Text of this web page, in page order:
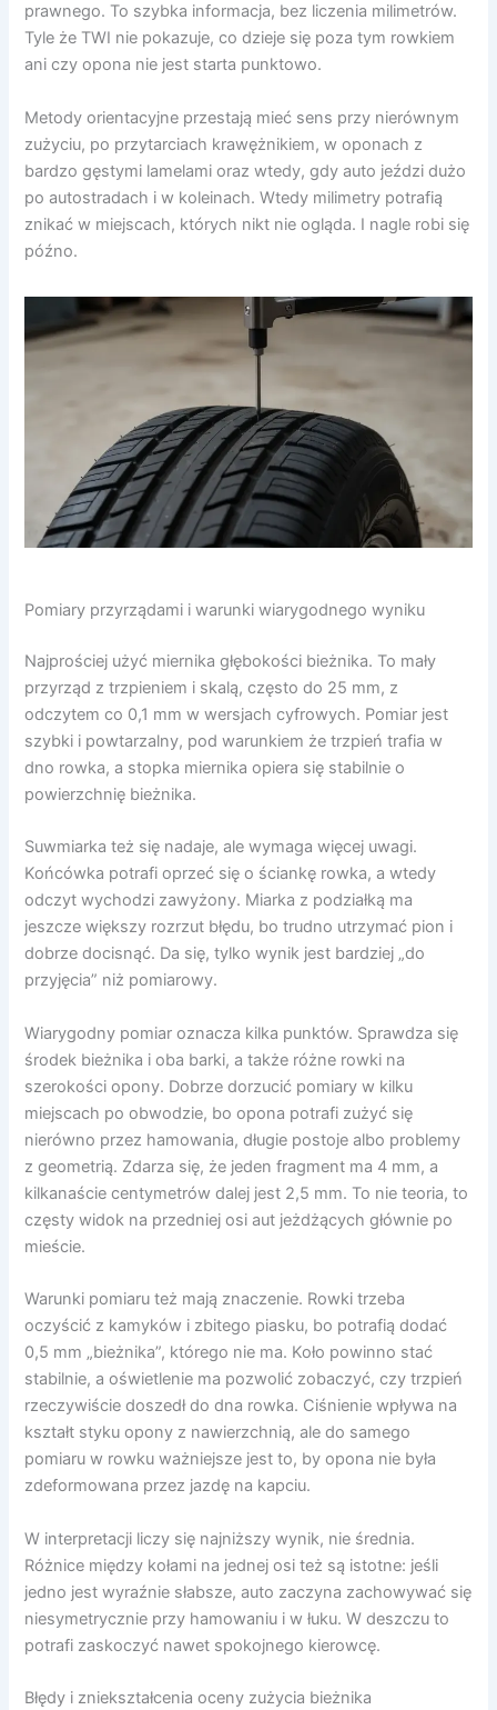
prawnego. To szybka informacja, bez liczenia milimetrów.
Tyle że TWI nie pokazuje, co dzieje się poza tym rowkiem
ani czy opona nie jest starta punktowo.
Metody orientacyjne przestają mieć sens przy nierównym
zużyciu, po przytarciach krawężnikiem, w oponach z
bardzo gęstymi lamelami oraz wtedy, gdy auto jeździ dużo
po autostradach i w koleinach. Wtedy milimetry potrafią
znikać w miejscach, których nikt nie ogląda. I nagle robi się
późno.
Pomiary przyrządami i warunki wiarygodnego wyniku
Najprościej użyć miernika głębokości bieżnika. To mały
przyrząd z trzpieniem i skalą, często do 25 mm, z
odczytem co 0,1 mm w wersjach cyfrowych. Pomiar jest
szybki i powtarzalny, pod warunkiem że trzpień trafia w
dno rowka, a stopka miernika opiera się stabilnie o
powierzchnię bieżnika.
Suwmiarka też się nadaje, ale wymaga więcej uwagi.
Końcówka potrafi oprzeć się o ściankę rowka, a wtedy
odczyt wychodzi zawyżony. Miarka z podziałką ma
jeszcze większy rozrzut błędu, bo trudno utrzymać pion i
dobrze docisnąć. Da się, tylko wynik jest bardziej „do
przyjęcia” niż pomiarowy.
Wiarygodny pomiar oznacza kilka punktów. Sprawdza się
środek bieżnika i oba barki, a także różne rowki na
szerokości opony. Dobrze dorzucić pomiary w kilku
miejscach po obwodzie, bo opona potrafi zużyć się
nierówno przez hamowania, długie postoje albo problemy
z geometrią. Zdarza się, że jeden fragment ma 4 mm, a
kilkanaście centymetrów dalej jest 2,5 mm. To nie teoria, to
częsty widok na przedniej osi aut jeżdżących głównie po
mieście.
Warunki pomiaru też mają znaczenie. Rowki trzeba
oczyścić z kamyków i zbitego piasku, bo potrafią dodać
0,5 mm „bieżnika”, którego nie ma. Koło powinno stać
stabilnie, a oświetlenie ma pozwolić zobaczyć, czy trzpień
rzeczywiście doszedł do dna rowka. Ciśnienie wpływa na
kształt styku opony z nawierzchnią, ale do samego
pomiaru w rowku ważniejsze jest to, by opona nie była
zdeformowana przez jazdę na kapciu.
W interpretacji liczy się najniższy wynik, nie średnia.
Różnice między kołami na jednej osi też są istotne: jeśli
jedno jest wyraźnie słabsze, auto zaczyna zachowywać się
niesymetrycznie przy hamowaniu i w łuku. W deszczu to
potrafi zaskoczyć nawet spokojnego kierowcę.
Błędy i zniekształcenia oceny zużycia bieżnika